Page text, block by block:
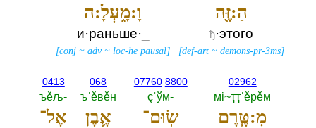
הַ:זֶּ֖ה
ђ·этого
[def-art ~demons-pr-3ms]
וָ:מָ֑עְלָ:ה
и·раньше·
[conj ~adv~loc-he pausal]
02962
мi~ҭҭˈěрěм
מִ:טֶּ֧רֶם
07760 8800
çˈўм-‎
שֽׂוּם־
068
ъˈěвěн
אֶ֛בֶן
0413
ъěљ-‎
אֶל־